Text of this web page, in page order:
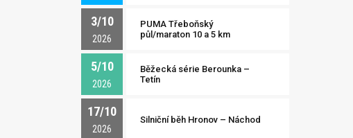
3/10
2026
PUMA Třeboňský
půl/maraton 10 a 5 km
5/10
2026
Běžecká série Berounka –
Tetín
17/10
2026
Silniční běh Hronov – Náchod